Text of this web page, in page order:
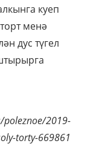
куеп
менә
дус түгел
2019-
torty-669861